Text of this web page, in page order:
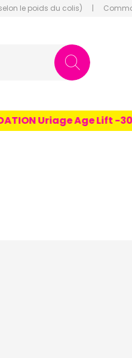
le poids du colis) |
Uriage Age Lift -30%